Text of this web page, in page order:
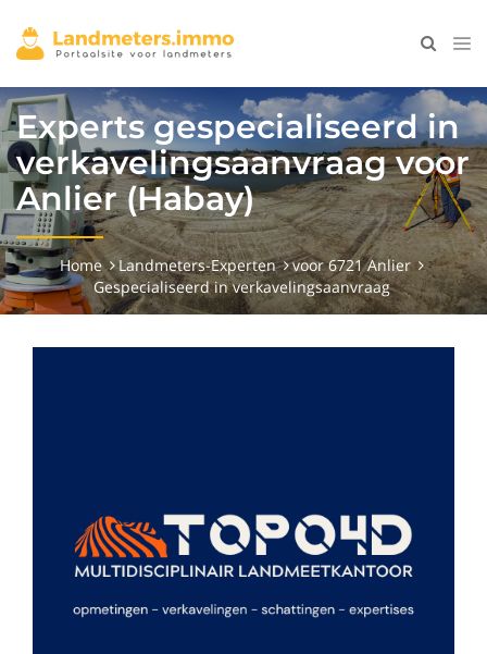
Experts gespecialiseerd in
verkavelingsaanvraag voor
Anlier (Habay)
Home Landmeters-Experten
voor 6721 Anlier
Gespecialiseerd in verkavelingsaanvraag